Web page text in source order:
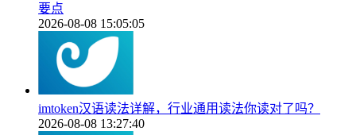
要点
2026-08-08 15:05:05
imtoken汉语读法详解，行业通用读法你读对了吗？
2026-08-08 13:27:40